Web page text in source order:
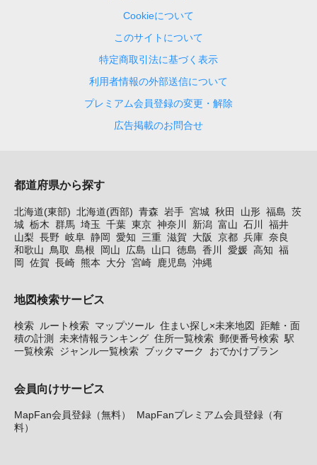
Cookieについて
このサイトについて
特定商取引法に基づく表示
利用者情報の外部送信について
プレミアム会員登録の変更・解除
広告掲載のお問合せ
都道府県から探す
北海道(東部) 北海道(西部) 青森 岩手 宮城 秋田 山形 福島 茨
城 栃木 群馬 埼玉 千葉 東京 神奈川 新潟 富山 石川
福井
山梨 長野 岐阜 静岡 愛知 三重 滋賀 大阪 京都 兵庫 奈良
和歌山
鳥取 島根 岡山 広島 山口 徳島 香川 愛媛 高知 福
岡 佐賀 長崎 熊本 大分 宮崎 鹿児島 沖縄
地図検索サービス
検索 ルート検索 マップツール 住まい探し×未来地図
距離・面
積の計測
未来情報ランキング 住所一覧検索 郵便番号検索 駅
一覧検索 ジャンル一覧検索 ブックマーク おでかけプラン
会員向けサービス
MapFan会員登録（無料）
MapFanプレミアム会員登録（有
料）